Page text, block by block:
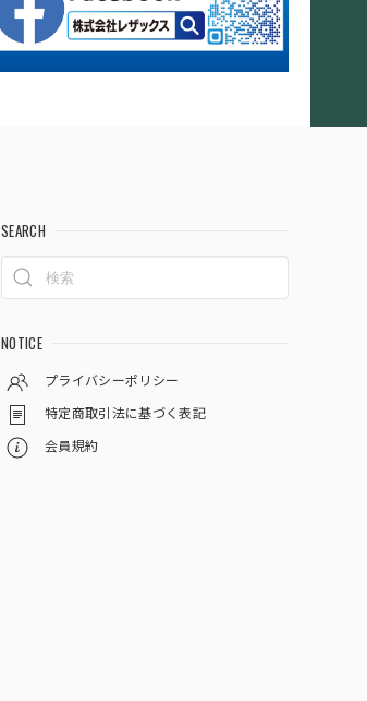
SEARCH
NOTICE
プライバシーポリシー
特定商取引法に基づく表記
会員規約